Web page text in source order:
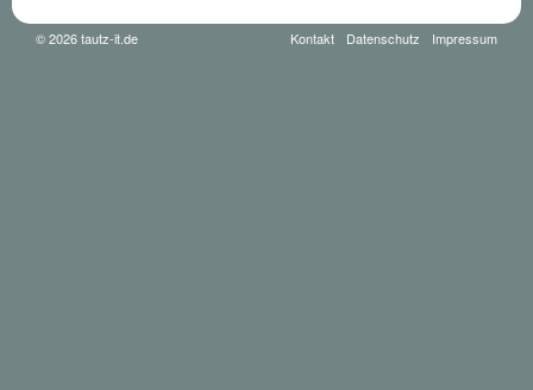
© 2026 tautz-it.de Impressum
Datenschutz
Kontakt